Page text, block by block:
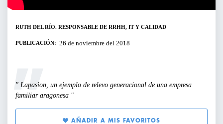
SERVICIOS PARA EMPRESAS
ACTIVIDADES ONLINE
SERVICIO DE OFERTAS DE EMPLEO
PARA EMPRENDEDORES
PARA PROFESIONALES
RUTH DEL RÍO. RESPONSABLE DE RRHH, IT Y CALIDAD
PUBLICACIÓN: 26 de noviembre del 2018
Lapasion, un ejemplo de relevo generacional de una empresa
familiar aragonesa
AÑADIR A MIS FAVORITOS